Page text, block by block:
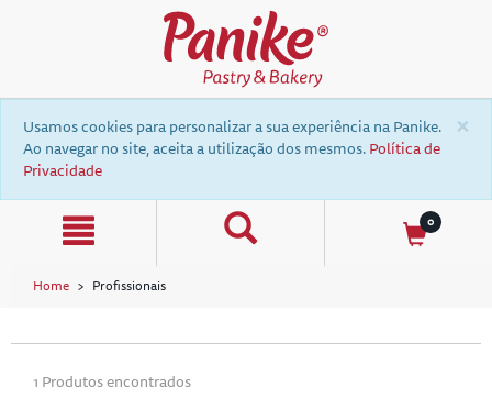
×
Usamos cookies para personalizar a sua experiência na Panike.
Ao navegar no site, aceita a utilização dos mesmos. Política de
Privacidade
0
Home Profissionais
1 Produtos encontrados